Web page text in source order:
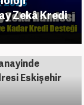
Zekâ Kredi